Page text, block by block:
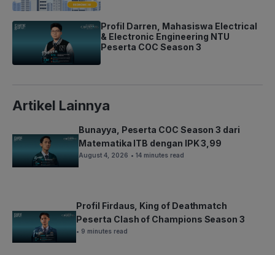
Profil Darren, Mahasiswa Electrical
& Electronic Engineering NTU
Peserta COC Season 3
Artikel Lainnya
Bunayya, Peserta COC Season 3 dari
Matematika ITB dengan IPK 3,99
August 4, 2026 • 14 minutes read
Profil Firdaus, King of Deathmatch
Peserta Clash of Champions Season 3
• 9 minutes read